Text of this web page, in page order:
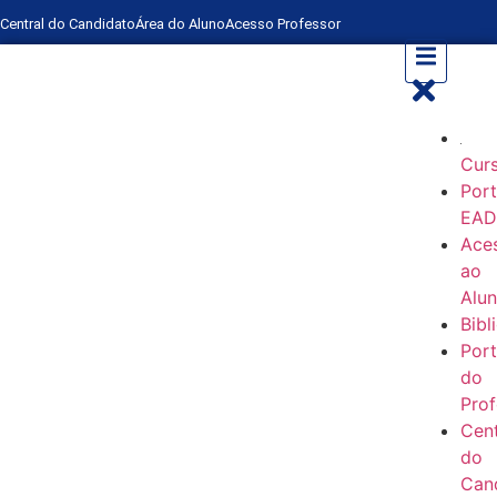
Central do CandidatoÁrea do AlunoAcesso Professor
EAD
ao
do
do